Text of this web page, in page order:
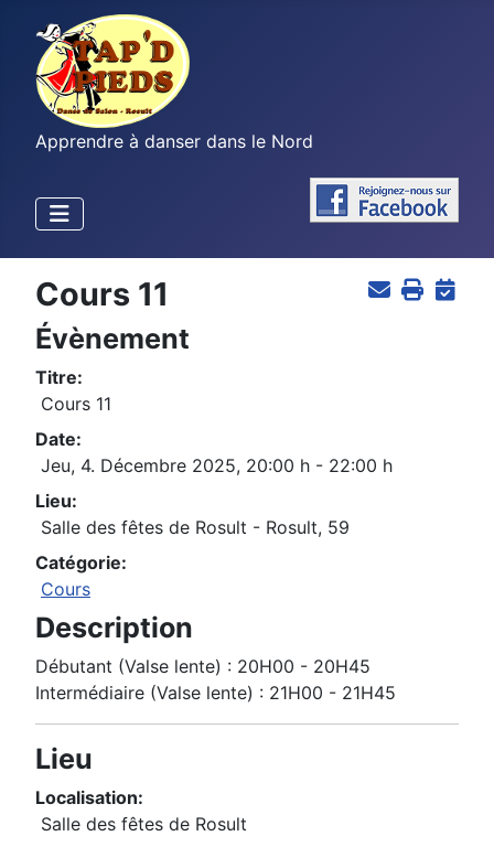
Apprendre à danser dans le Nord
Cours 11
Évènement
Titre:
Cours 11
Date:
Jeu, 4. Décembre 2025, 20:00 h - 22:00 h
Lieu:
Salle des fêtes de Rosult - Rosult, 59
Catégorie:
Cours
Description
Débutant (Valse lente) : 20H00 - 20H45
Intermédiaire (Valse lente) : 21H00 - 21H45
Lieu
Localisation:
Salle des fêtes de Rosult